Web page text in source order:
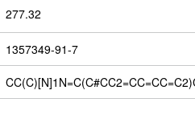
277.32
1357349-91-7